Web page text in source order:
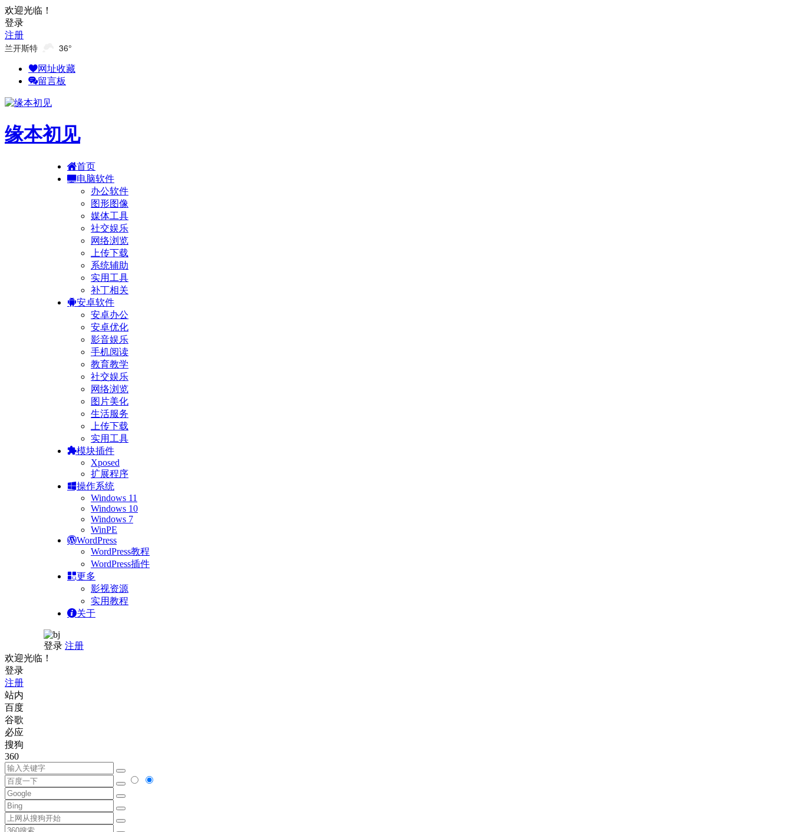
欢迎光临！
登录
注册
兰开斯特 36°
网址收藏
留言板
缘本初见
首页
电脑软件
办公软件
图形图像
媒体工具
社交娱乐
网络浏览
上传下载
系统辅助
实用工具
补丁相关
安卓软件
安卓办公
安卓优化
影音娱乐
手机阅读
教育教学
社交娱乐
网络浏览
图片美化
生活服务
上传下载
实用工具
模块插件
Xposed
扩展程序
操作系统
Windows 11
Windows 10
Windows 7
WinPE
WordPress
WordPress教程
WordPress插件
更多
影视资源
实用教程
关于
登录 注册
欢迎光临！
登录
注册
站内
百度
谷歌
必应
搜狗
360